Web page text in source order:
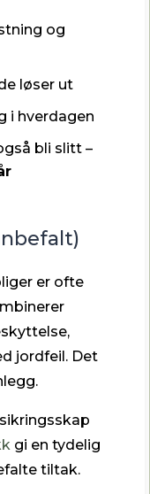
og
løser ut
i hverdagen
bli slitt –
er ofte
jordfeil. Det
gi en tydelig
tiltak.